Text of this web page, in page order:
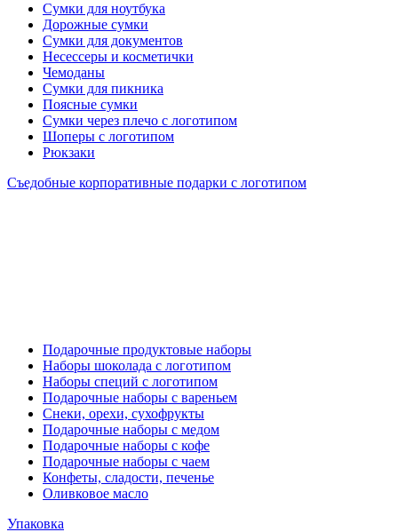
Сумки для ноутбука
Дорожные сумки
Сумки для документов
Несессеры и косметички
Чемоданы
Сумки для пикника
Поясные сумки
Сумки через плечо с логотипом
Шоперы с логотипом
Рюкзаки
Съедобные корпоративные подарки с логотипом
Подарочные продуктовые наборы
Наборы шоколада с логотипом
Наборы специй с логотипом
Подарочные наборы с вареньем
Снеки, орехи, сухофрукты
Подарочные наборы с медом
Подарочные наборы с кофе
Подарочные наборы с чаем
Конфеты, сладости, печенье
Оливковое масло
Упаковка